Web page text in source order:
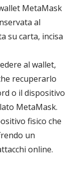
MetaMask
al
su carta, incisa
al wallet,
recuperarlo
o il dispositivo
MetaMask.
fisico che
un
online.